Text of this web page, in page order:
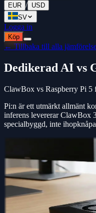
EUR / USD
SV
Logga in
Köp
← Tillbaka till alla
Dedikerad AI vs
ClawBox vs Raspberry Pi 5
Pi:n är ett utmärkt allmänt
inferens levererar
specialbyggd, inte